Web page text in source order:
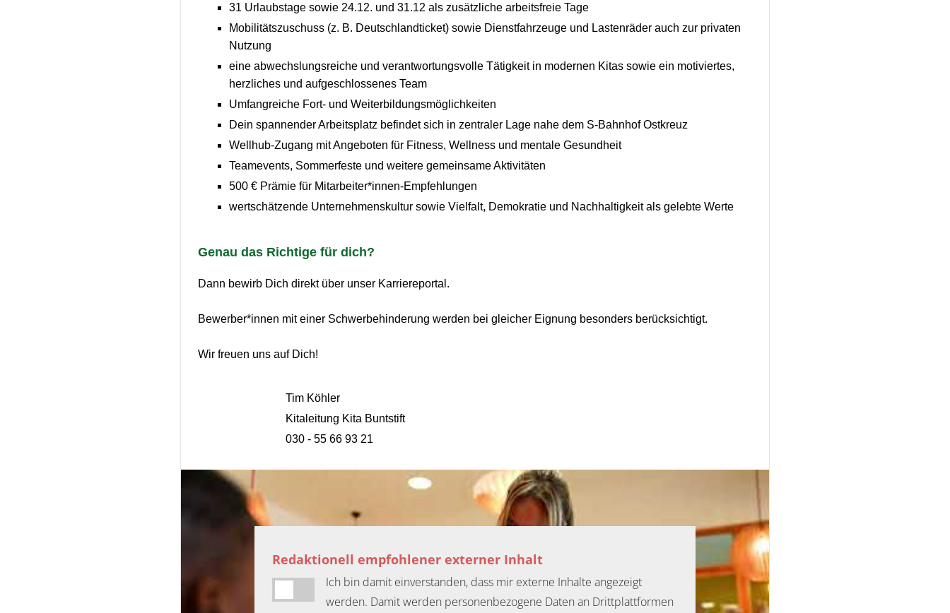
31 Urlaubstage sowie 24.12. und 31.12 als zusätzliche arbeitsfreie Tage
Mobilitätszuschuss (z. B. Deutschlandticket) sowie Dienstfahrzeuge und Lastenräder auch zur privaten
Nutzung
eine abwechslungsreiche und verantwortungsvolle Tätigkeit in modernen Kitas sowie ein motiviertes,
herzliches und aufgeschlossenes Team
Umfangreiche Fort- und Weiterbildungsmöglichkeiten
Dein spannender Arbeitsplatz befindet sich in zentraler Lage nahe dem S-Bahnhof Ostkreuz
Wellhub-Zugang mit Angeboten für Fitness, Wellness und mentale Gesundheit
Teamevents, Sommerfeste und weitere gemeinsame Aktivitäten
500 € Prämie für Mitarbeiter*innen-Empfehlungen
wertschätzende Unternehmenskultur sowie Vielfalt, Demokratie und Nachhaltigkeit als gelebte Werte
Genau das Richtige für dich?
Dann bewirb Dich direkt über unser Karriereportal.
Bewerber*innen mit einer Schwerbehinderung werden bei gleicher Eignung besonders berücksichtigt.
Wir freuen uns auf Dich!
Tim Köhler
Kitaleitung Kita Buntstift
030 - 55 66 93 21
Redaktionell empfohlener externer Inhalt
Ich bin damit einverstanden, dass mir externe Inhalte angezeigt
werden. Damit werden personenbezogene Daten an Drittplattformen